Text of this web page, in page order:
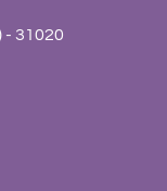
- 31020